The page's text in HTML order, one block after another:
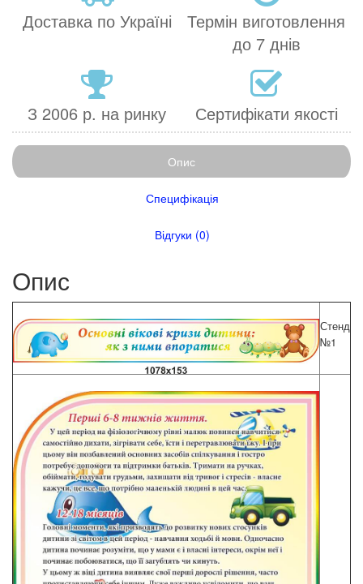
Доставка по Україні
Термін виготовлення
до 7 днів
З 2006 р. на ринку Сертифікати якості
Опис
Специфікація
Відгуки (0)
Опис
Стенд
№1